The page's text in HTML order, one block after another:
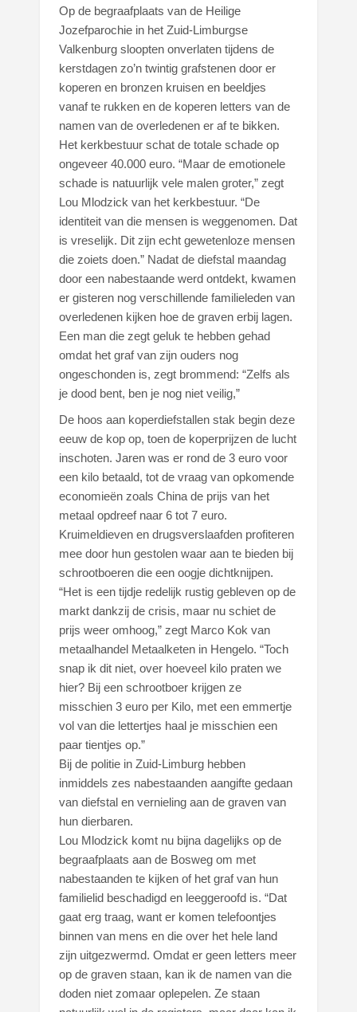
Op de begraafplaats van de Heilige
Jozefparochie in het Zuid-Limburgse
Valkenburg sloopten onverlaten tijdens de
kerstdagen zo’n twintig grafstenen door er
koperen en bronzen kruisen en beeldjes
vanaf te rukken en de koperen letters van de
namen van de overledenen er af te bikken.
Het kerkbestuur schat de totale schade op
ongeveer 40.000 euro. “Maar de emotionele
schade is natuurlijk vele malen groter,” zegt
Lou Mlodzick van het kerkbestuur. “De
identiteit van die mensen is weggenomen. Dat
is vreselijk. Dit zijn echt gewetenloze mensen
die zoiets doen.” Nadat de diefstal maandag
door een nabestaande werd ontdekt, kwamen
er gisteren nog verschillende familieleden van
overledenen kijken hoe de graven erbij lagen.
Een man die zegt geluk te hebben gehad
omdat het graf van zijn ouders nog
ongeschonden is, zegt brommend: “Zelfs als
je dood bent, ben je nog niet veilig,”
De hoos aan koperdiefstallen stak begin deze
eeuw de kop op, toen de koperprijzen de lucht
inschoten. Jaren was er rond de 3 euro voor
een kilo betaald, tot de vraag van opkomende
economieën zoals China de prijs van het
metaal opdreef naar 6 tot 7 euro.
Kruimeldieven en drugsverslaafden profiteren
mee door hun gestolen waar aan te bieden bij
schrootboeren die een oogje dichtknijpen.
“Het is een tijdje redelijk rustig gebleven op de
markt dankzij de crisis, maar nu schiet de
prijs weer omhoog,” zegt Marco Kok van
metaalhandel Metaalketen in Hengelo. “Toch
snap ik dit niet, over hoeveel kilo praten we
hier? Bij een schrootboer krijgen ze
misschien 3 euro per Kilo, met een emmertje
vol van die lettertjes haal je misschien een
paar tientjes op.”
Bij de politie in Zuid-Limburg hebben
inmiddels zes nabestaanden aangifte gedaan
van diefstal en vernieling aan de graven van
hun dierbaren.
Lou Mlodzick komt nu bijna dagelijks op de
begraafplaats aan de Bosweg om met
nabestaanden te kijken of het graf van hun
familielid beschadigd en leeggeroofd is. “Dat
gaat erg traag, want er komen telefoontjes
binnen van mens en die over het hele land
zijn uitgezwermd. Omdat er geen letters meer
op de graven staan, kan ik de namen van die
doden niet zomaar oplepelen. Ze staan